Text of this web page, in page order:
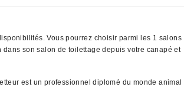
Vous pourrez choisir parmi les 1 salons
son salon de toilettage depuis votre canapé et
est un professionnel diplomé du monde animal